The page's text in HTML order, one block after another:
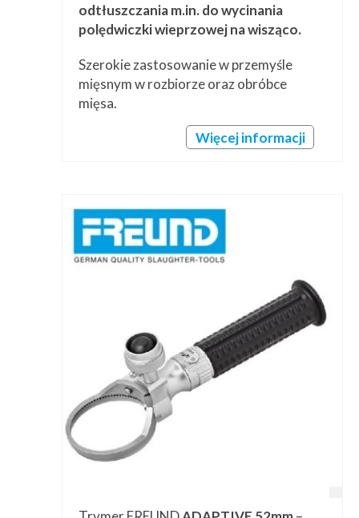
odtłuszczania m.in. do wycinania
polędwiczki wieprzowej na wisząco.
Szerokie zastosowanie w przemyśle
mięsnym w rozbiorze oraz obróbce
mięsa.
Więcej informacji